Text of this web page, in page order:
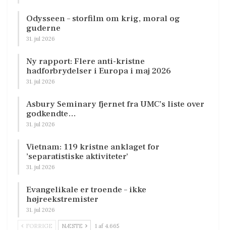
Odysseen – storfilm om krig, moral og
guderne
31. jul 2026
Ny rapport: Flere anti-kristne
hadforbrydelser i Europa i maj 2026
31. jul 2026
Asbury Seminary fjernet fra UMC’s liste over
godkendte…
31. jul 2026
Vietnam: 119 kristne anklaget for
’separatistiske aktiviteter’
31. jul 2026
Evangelikale er troende – ikke
højreekstremister
31. jul 2026
FORRIGE NÆSTE 1 af 4.665